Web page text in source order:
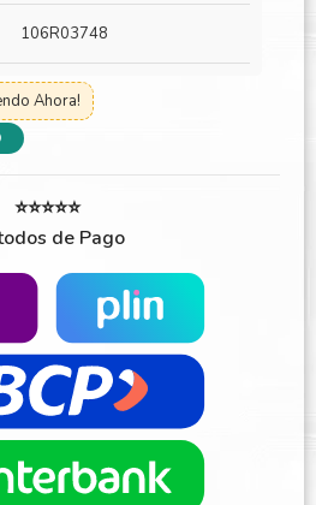
106R03748
Ahora!
⭐⭐⭐⭐⭐
de Pago